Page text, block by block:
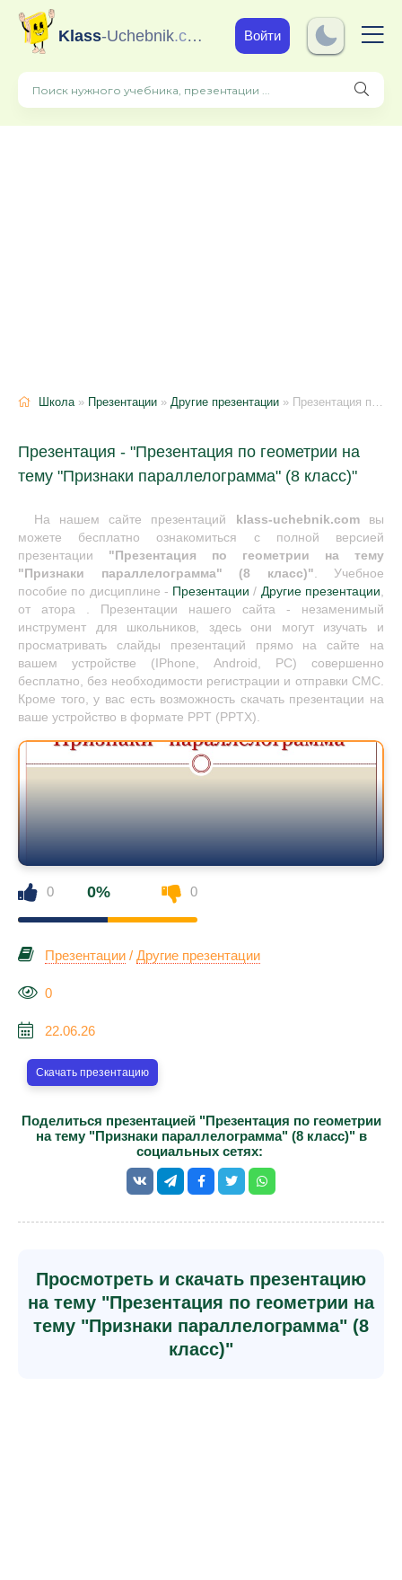
Klass-Uchebnik.com Войти
Школа» Презентации » Другие презентации » Презентация по геометрии на тему "Признаки параллелограмма" (8 класс)
Презентация - "Презентация по геометрии на
тему "Признаки параллелограмма" (8 класс)"
На нашем сайте презентаций klass-uchebnik.comвы
можете бесплатно ознакомиться с полной версией
презентации "Презентация по геометрии на тему
"Признаки параллелограмма" (8 класс)". Учебное
пособие по дисциплине - Презентации / Другие презентации,
от атора . Презентации нашего сайта - незаменимый
инструмент для школьников, здесь они могут изучать и
просматривать слайды презентаций прямо на сайте на
вашем устройстве (IPhone, Android, PC) совершенно
бесплатно, без необходимости регистрации и отправки СМС.
Кроме того, у вас есть возможность скачать презентации на
ваше устройство в формате PPT (PPTX).
0 0% 0
Презентации / Другие презентации
0
22.06.26
Скачать презентацию
Поделиться презентацией "Презентация по геометрии
на тему "Признаки параллелограмма" (8 класс)" в
социальных сетях:
Просмотреть и скачать презентацию
на тему "Презентация по геометрии на
тему "Признаки параллелограмма" (8
класс)"